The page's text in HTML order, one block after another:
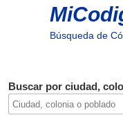
Búsqueda de
Buscar por ciudad,